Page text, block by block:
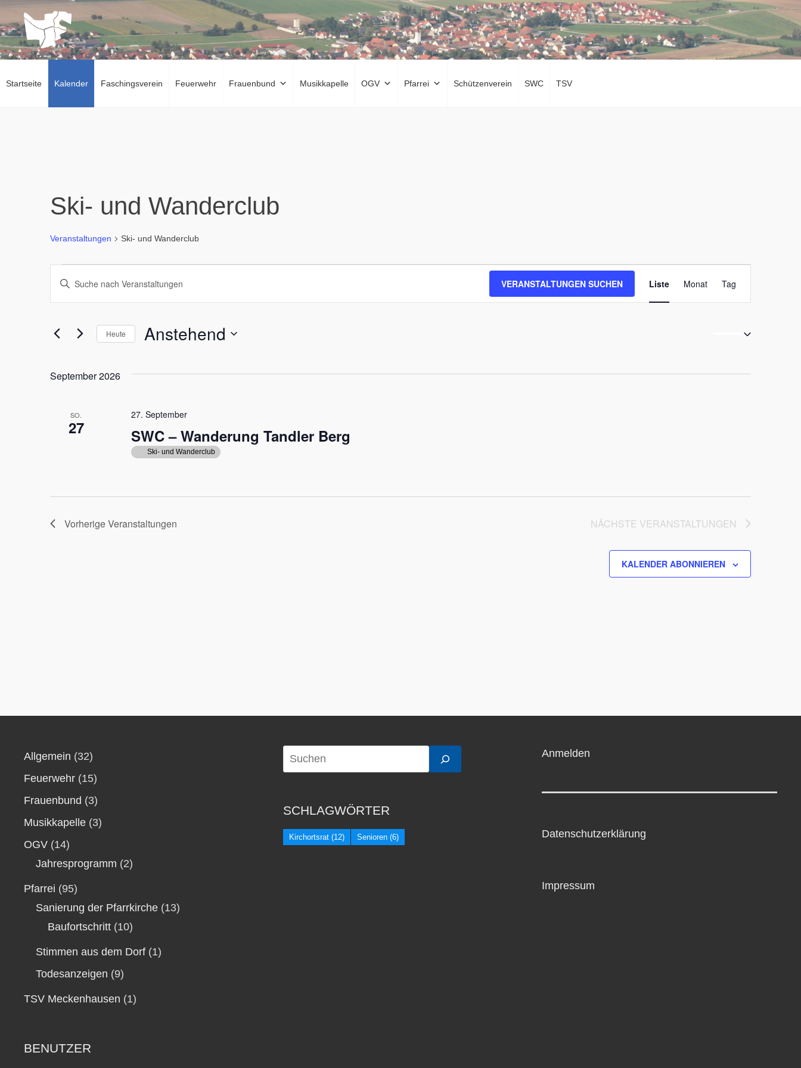
Zum
Inhalt
springen
Startseite Kalender Faschingsverein Feuerwehr Frauenbund Musikkapelle OGV Pfarrei Schützenverein SWC TSV
Ski- und Wanderclub
Veranstaltungen Ski- und Wanderclub
Veranstaltungen
Veranstaltungen
Suche
Ansichten,
Bitte
Suche
Schlüsselwort.
VERANSTALTUNGEN SUCHEN
Ansichten-
Liste Monat Tag
Heute Anstehend
September 2026
SO.
27 SWC – Wanderung Tandler Berg
27. September
Ski- und Wanderclub
VorherigeVeranstaltungen NÄCHSTE VERANSTALTUNGEN
KALENDER ABONNIEREN
Allgemein (32)
Feuerwehr (15)
Frauenbund (3)
Musikkapelle (3)
OGV (14)
Jahresprogramm (2)
Pfarrei (95)
Sanierung der Pfarrkirche (13)
Baufortschritt (10)
Stimmen aus dem Dorf (1)
Todesanzeigen (9)
TSV Meckenhausen (1)
BENUTZER
SCHLAGWÖRTER
Kirchortsrat(12) Senioren(6)
Anmelden
Datenschutzerklärung
Impressum